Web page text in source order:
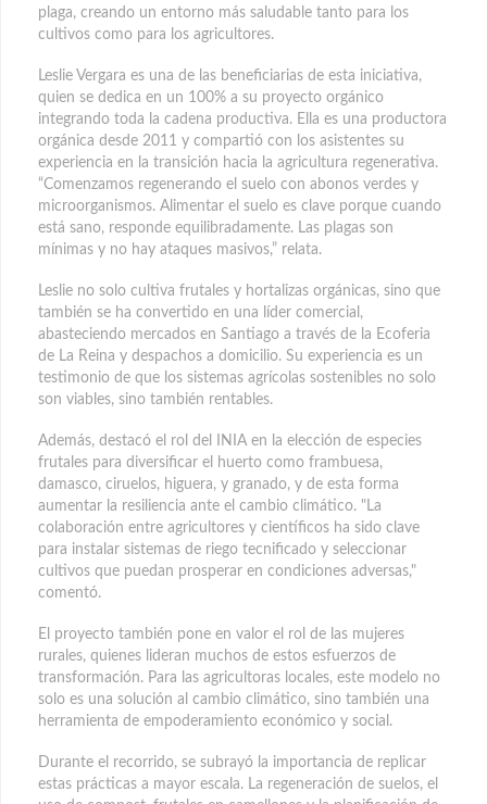
plaga, creando un entorno más saludable tanto para los
cultivos como para los agricultores.
Leslie Vergara es una de las beneficiarias de esta iniciativa,
quien se dedica en un 100% a su proyecto orgánico
integrando toda la cadena productiva. Ella es una productora
orgánica desde 2011 y compartió con los asistentes su
experiencia en la transición hacia la agricultura regenerativa.
“Comenzamos regenerando el suelo con abonos verdes y
microorganismos. Alimentar el suelo es clave porque cuando
está sano, responde equilibradamente. Las plagas son
mínimas y no hay ataques masivos,” relata.
Leslie no solo cultiva frutales y hortalizas orgánicas, sino que
también se ha convertido en una líder comercial,
abasteciendo mercados en Santiago a través de la Ecoferia
de La Reina y despachos a domicilio. Su experiencia es un
testimonio de que los sistemas agrícolas sostenibles no solo
son viables, sino también rentables.
Además, destacó el rol del INIA en la elección de especies
frutales para diversificar el huerto como frambuesa,
damasco, ciruelos, higuera, y granado, y de esta forma
aumentar la resiliencia ante el cambio climático. "La
colaboración entre agricultores y científicos ha sido clave
para instalar sistemas de riego tecnificado y seleccionar
cultivos que puedan prosperar en condiciones adversas,"
comentó.
El proyecto también pone en valor el rol de las mujeres
rurales, quienes lideran muchos de estos esfuerzos de
transformación. Para las agricultoras locales, este modelo no
solo es una solución al cambio climático, sino también una
herramienta de empoderamiento económico y social.
Durante el recorrido, se subrayó la importancia de replicar
estas prácticas a mayor escala. La regeneración de suelos, el